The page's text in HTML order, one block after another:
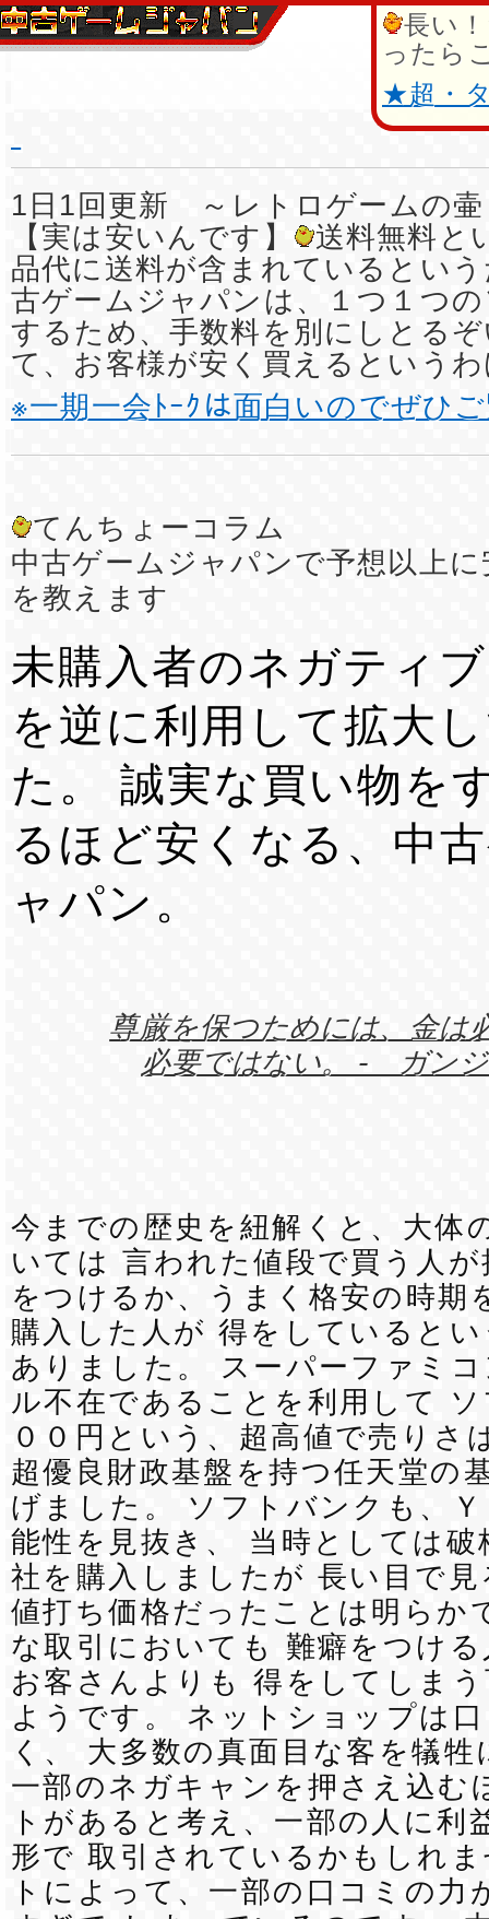
長い
ったら
★超・
1日1回更新 ～レトロゲームの壷
【実は安いんです】
送料無料と
品代に送料が含まれているとい
古ゲームジャパンは、１つ１つ
するため、手数料を別にしとる
て、お客様が安く買えるという
※一期一会ﾄｰｸは面白いのでぜひ
てんちょーコラム
中古ゲームジャパンで予想以上
を教えます
未購入者のネガティ
を逆に利用して拡大
た。 誠実な買い物を
るほど安くなる、中
ャパン。
尊厳を保つためには、金は
必要ではない。 - ガン
今までの歴史を紐解くと、大体
いては 言われた値段で買う人
をつけるか、うまく格安の時期
購入した人が 得をしていると
ありました。 スーパーファミ
ル不在であることを利用して
００円という、超高値で売りさ
超優良財政基盤を持つ任天堂の
げました。 ソフトバンクも、
能性を見抜き、 当時としては破
社を購入しましたが 長い目で
値打ち価格だったことは明らか
な取引においても 難癖をつけ
お客さんよりも 得をしてしま
ようです。 ネットショップは
く、 大多数の真面目な客を犠
一部のネガキャンを押さえ込む
トがあると考え、一部の人に利
形で 取引されているかもしれ
トによって、一部の口コミの力